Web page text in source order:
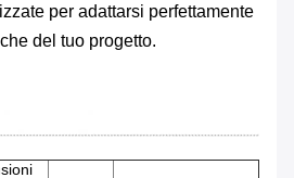
per adattarsi perfettamente
del tuo progetto.